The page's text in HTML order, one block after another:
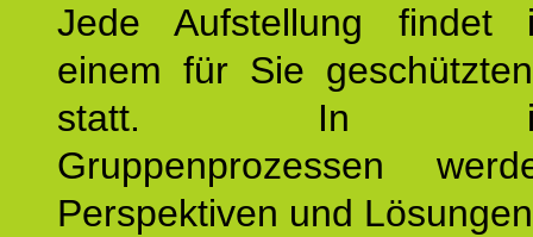
Jede Aufstellung findet
einem für Sie
statt. In
Gruppenprozessen
Perspektiven und